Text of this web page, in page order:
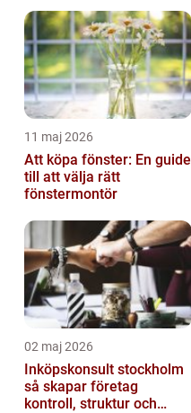
11 maj 2026
Att köpa fönster: En guide
till att välja rätt
fönstermontör
02 maj 2026
Inköpskonsult stockholm
så skapar företag
kontroll, struktur och